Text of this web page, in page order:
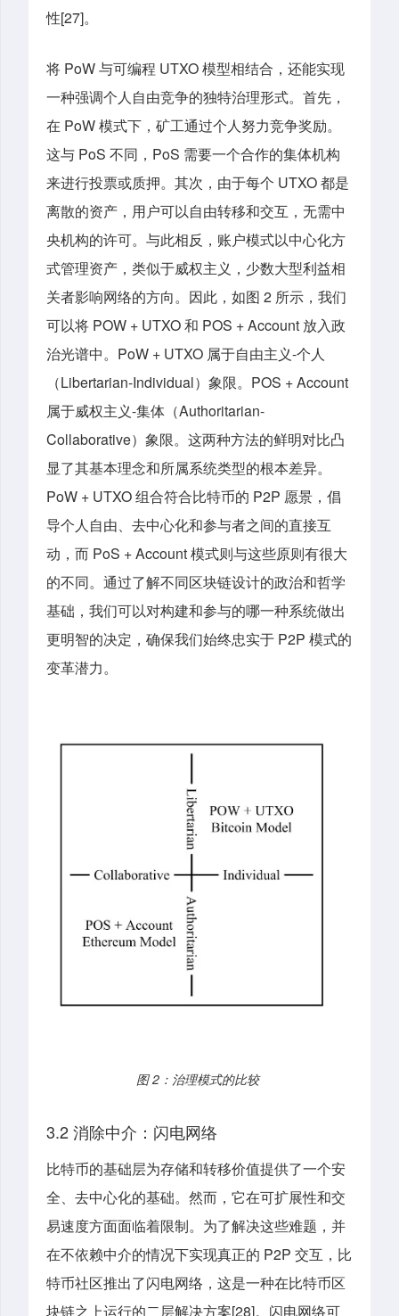
性[27]。
将 PoW 与可编程 UTXO 模型相结合，还能实现
一种强调个人自由竞争的独特治理形式。首先，
在 PoW 模式下，矿工通过个人努力竞争奖励。
这与 PoS 不同，PoS 需要一个合作的集体机构
来进行投票或质押。其次，由于每个 UTXO 都是
离散的资产，用户可以自由转移和交互，无需中
央机构的许可。与此相反，账户模式以中心化方
式管理资产，类似于威权主义，少数大型利益相
关者影响网络的方向。因此，如图 2 所示，我们
可以将 POW + UTXO 和 POS + Account 放入政
治光谱中。PoW + UTXO 属于自由主义-个人
（Libertarian-Individual）象限。POS + Account
属于威权主义-集体（Authoritarian-
Collaborative）象限。这两种方法的鲜明对比凸
显了其基本理念和所属系统类型的根本差异。
PoW + UTXO 组合符合比特币的 P2P 愿景，倡
导个人自由、去中心化和参与者之间的直接互
动，而 PoS + Account 模式则与这些原则有很大
的不同。通过了解不同区块链设计的政治和哲学
基础，我们可以对构建和参与的哪一种系统做出
更明智的决定，确保我们始终忠实于 P2P 模式的
变革潜力。
图 2：治理模式的比较
3.2 消除中介：闪电网络
比特币的基础层为存储和转移价值提供了一个安
全、去中心化的基础。然而，它在可扩展性和交
易速度方面面临着限制。为了解决这些难题，并
在不依赖中介的情况下实现真正的 P2P 交互，比
特币社区推出了闪电网络，这是一种在比特币区
块链之上运行的二层解决方案[28]。闪电网络可